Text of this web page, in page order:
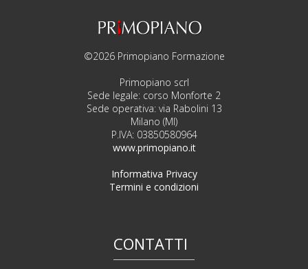
©2026 Primopiano Formazione
Primopiano scrl
Sede legale: corso Monforte 2
Sede operativa: via Rabolini 13
Milano (MI)
P.IVA: 03850580964
www.primopiano.it
Informativa Privacy
Termini e condizioni
CONTATTI